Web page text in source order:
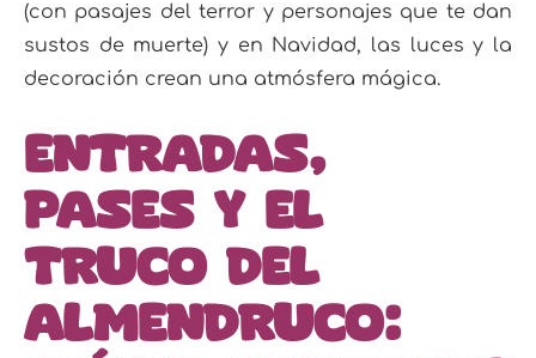
(con pasajes del terror y personajes que te dan
sustos de muerte) y en Navidad, las luces y la
decoración crean una atmósfera mágica.
Entradas,
pases y el
truco del
almendruco: